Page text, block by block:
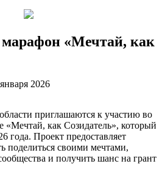
марафон «Мечтай, как
2026
приглашаются к участию во
«Мечтай, как Созидатель», который
года. Проект предоставляет
поделиться своими мечтами,
и получить шанс на грант